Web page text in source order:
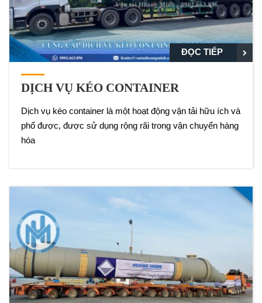
ĐỌC TIẾP
DỊCH VỤ KÉO CONTAINER
Dịch vụ kéo container là một hoạt động vận tải hữu ích và
phổ được, được sử dụng rộng rãi trong vận chuyển hàng
hóa